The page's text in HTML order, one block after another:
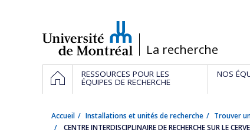
/La recherche
Navigation
principale
ACCUEILRESSOURCES POUR LES
ÉQUIPES DE RECHERCHE
NOS
Accueil Installations et unités de recherche Trouver
CENTRE INTERDISCIPLINAIRE DE RECHERCHE SUR LE